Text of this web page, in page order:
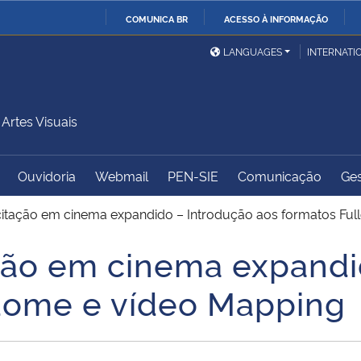
COMUNICA BR ACESSO À INFORMAÇÃO
Ministério da Defesa
Ministério das Relações
Exteriores
Ministério do
Desenvolvimento Regional
Controladoria-Geral da
União
Advocacia-Geral da União Banco Central do Brasil
LANGUAGES
Visuais
Ouvidoria Webmail PEN-SIE Comunicação
em cinema expandido – Introdução aos formatos
em cinema
e vídeo Mapping